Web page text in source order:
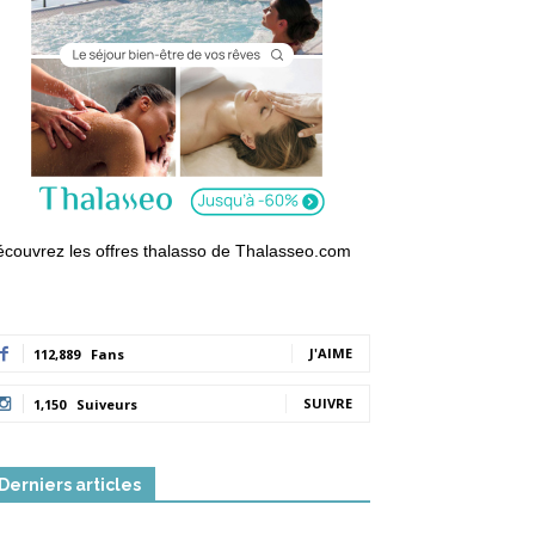
les offres thalasso de Thalasseo.com
112,889 Fans J'AIME
1,150 Suiveurs SUIVRE
articles